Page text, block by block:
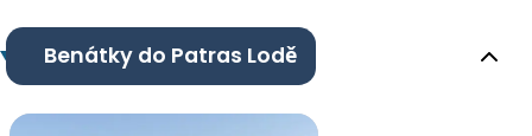
Benátky do Patras Lodě